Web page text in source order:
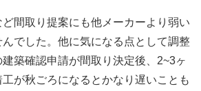
間取り提案にも他メーカーより弱い
でした。他に気になる点として調整
築確認申請が間取り決定後、2~3ヶ
が秋ごろになるとかなり遅いことも